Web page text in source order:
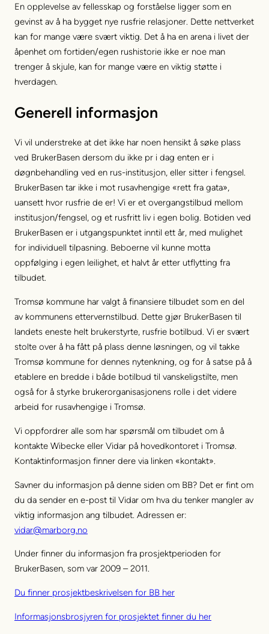
En opplevelse av fellesskap og forståelse ligger som en
gevinst av å ha bygget nye rusfrie relasjoner. Dette nettverket
kan for mange være svært viktig. Det å ha en arena i livet der
åpenhet om fortiden/egen rushistorie ikke er noe man
trenger å skjule, kan for mange være en viktig støtte i
hverdagen.
Generell informasjon
Vi vil understreke at det ikke har noen hensikt å søke plass
ved BrukerBasen dersom du ikke pr i dag enten er i
døgnbehandling ved en rus-institusjon, eller sitter i fengsel.
BrukerBasen tar ikke i mot rusavhengige «rett fra gata»,
uansett hvor rusfrie de er! Vi er et overgangstilbud mellom
institusjon/fengsel, og et rusfritt liv i egen bolig. Botiden ved
BrukerBasen er i utgangspunktet inntil ett år, med mulighet
for individuell tilpasning. Beboerne vil kunne motta
oppfølging i egen leilighet, et halvt år etter utflytting fra
tilbudet.
Tromsø kommune har valgt å finansiere tilbudet som en del
av kommunens ettervernstilbud. Dette gjør BrukerBasen til
landets eneste helt brukerstyrte, rusfrie botilbud. Vi er svært
stolte over å ha fått på plass denne løsningen, og vil takke
Tromsø kommune for dennes nytenkning, og for å satse på å
etablere en bredde i både botilbud til vanskeligstilte, men
også for å styrke brukerorganisasjonens rolle i det videre
arbeid for rusavhengige i Tromsø.
Vi oppfordrer alle som har spørsmål om tilbudet om å
kontakte Wibecke eller Vidar på hovedkontoret i Tromsø.
Kontaktinformasjon finner dere via linken «kontakt».
Savner du informasjon på denne siden om BB? Det er fint om
du da sender en e-post til Vidar om hva du tenker mangler av
viktig informasjon ang tilbudet. Adressen er:
vidar@marborg.no
Under finner du informasjon fra prosjektperioden for
BrukerBasen, som var 2009 – 2011.
Du finner prosjektbeskrivelsen for BB her
Informasjonsbrosjyren for prosjektet finner du her